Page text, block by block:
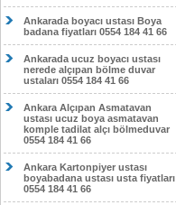
Ankarada boyacı ustası Boya
badana fiyatları 0554 184 41 66
Ankarada ucuz boyacı ustası
nerede alçıpan bölme duvar
ustaları 0554 184 41 66
Ankara Alçıpan Asmatavan
ustası ucuz boya asmatavan
komple tadilat alçı bölmeduvar
0554 184 41 66
Ankara Kartonpiyer ustası
boyabadana ustası usta fiyatları
0554 184 41 66